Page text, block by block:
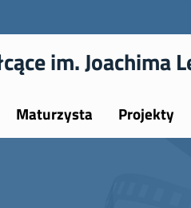
im. Joachima
Maturzysta Projekty